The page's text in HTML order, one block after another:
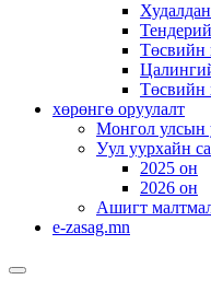
Төсвийн
Төсвийн
хөрөнгө оруулалт
Монгол улсын
Уул уурхайн
2025 он
2026 он
Ашигт
e-zasag.mn